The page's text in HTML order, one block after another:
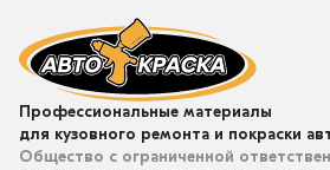
Профессиональные материалы
для кузовного ремонта и покраски
Общество с ограниченной